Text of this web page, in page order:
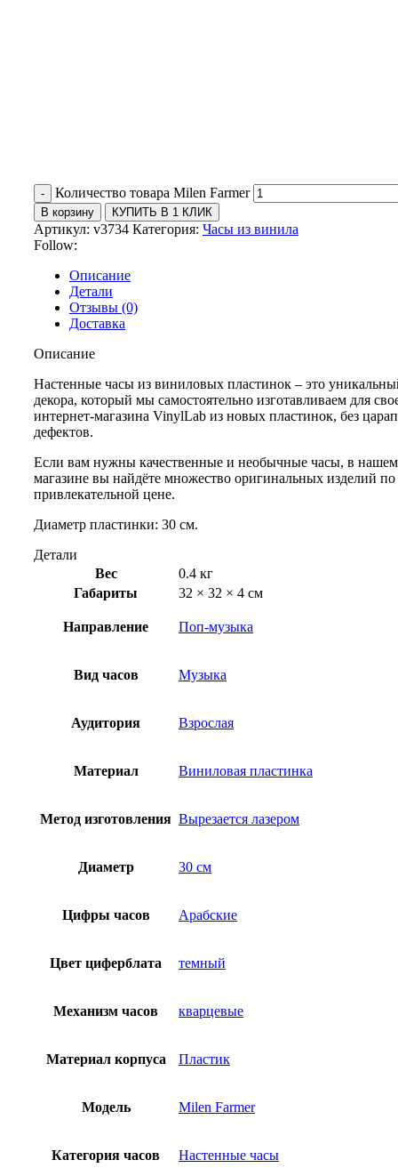
Количество товара Milen Farmer
В корзину КУПИТЬ В 1 КЛИК
Артикул: v3734 Категория: Часы из винила
Follow:
Описание
Детали
Отзывы (0)
Доставка
Описание
Настенные часы из виниловых пластинок – это
декора, который мы самостоятельно изготавливаем для
интернет-магазина VinylLab из новых пластинок, без
дефектов.
Если вам нужны качественные и необычные часы, в
магазине вы найдёте множество оригинальных изделий по
привлекательной цене.
Диаметр пластинки: 30 см.
Детали
Вес
0.4 кг
Габариты
32 × 32 × 4 см
Направление Поп-музыка
Вид часов Музыка
Аудитория Взрослая
Материал Виниловая пластинка
Метод изготовления Вырезается лазером
Диаметр 30 см
Цифры часов Арабские
Цвет циферблата темный
Механизм часов кварцевые
Материал корпуса Пластик
Модель Milen Farmer
Категория часов Настенные часы